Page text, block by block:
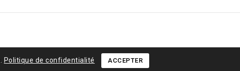
Politique de confidentialité ACCEPTER